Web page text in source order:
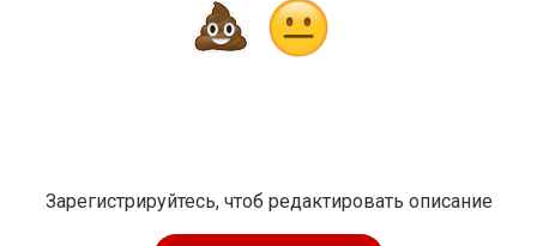
Зарегистрируйтесь, чтоб редактировать описание